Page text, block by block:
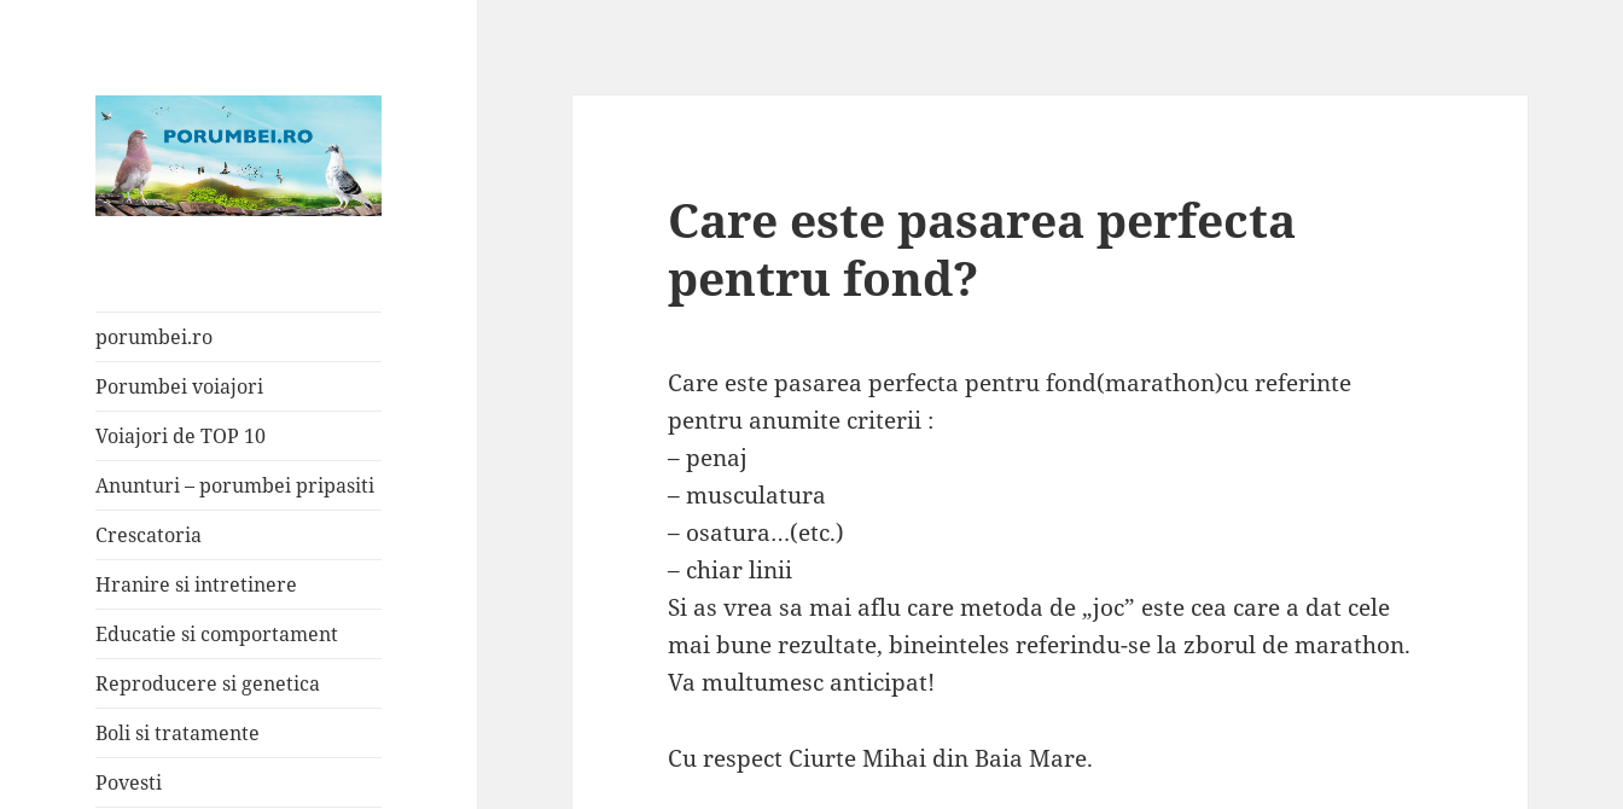
porumbei.ro
Porumbei voiajori
Voiajori de TOP 10
Anunturi – porumbei pripasiti
Crescatoria
Hranire si intretinere
Educatie si comportament
Reproducere si genetica
Boli si tratamente
Povesti
Care este pasarea perfecta
pentru fond?
Care este pasarea perfecta pentru fond(marathon)cu referinte
pentru anumite criterii :
– penaj
– musculatura
– osatura…(etc.)
– chiar linii
Si as vrea sa mai aflu care metoda de „joc” este cea care a dat cele
mai bune rezultate, bineinteles referindu-se la zborul de marathon.
Va multumesc anticipat!
Cu respect Ciurte Mihai din Baia Mare.